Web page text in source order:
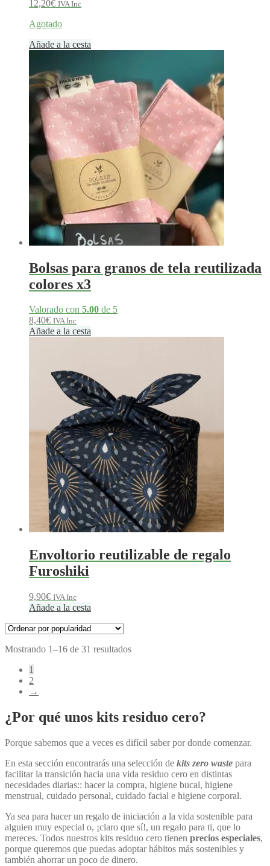
12,20€ IVA Inc
Agotado
Añade a la cesta
Bolsas para granos de tela reutilizada
colores x3
Valorado con 5.00 de 5
8,40€ IVA Inc
Añade a la cesta
Envoltorio reutilizable de regalo
Furoshiki
9,90€ IVA Inc
Añade a la cesta
Mostrando 1–16 de 31 resultadosOrdenado
1
2
→
¿Por qué unos kits residuo cero?
Porque sabemos que a veces es difícil saber por donde comenzar.
En esta sección encontrarás una selección de kits zero waste para
facilitar la transición hacia una vida residuo cero en distintas
necesidades diarias:: hacer la compra, higiene bucal, higiene
menstrual, cuidado personal, cuidado facial e higiene corporal.
Ya sea para hacer un regalo de iniciación a la vida sostenible para
alguien muy especial o, ¡claro que sí!, un regalo para ti, que lo
mereces. Todos nuestros kits residuo cero tienen precios especiales,
porque queremos que puedas adoptar hábitos más sostenibles y
también ahorrar un poco de dinero.